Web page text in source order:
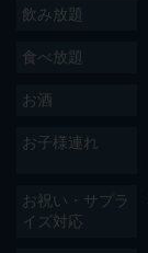
飲み放題
食べ放題
お酒
お子様連れ
お祝い・サプラ
イズ対応